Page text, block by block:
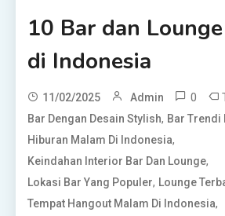
10 Bar dan
di Indonesia
11/02/2025 Admin 0
Bar Dengan Desain Stylish, Bar Trendi
Hiburan Malam Di Indonesia,
Keindahan Interior Bar Dan Lounge,
Lokasi Bar Yang Populer, Lounge
Tempat Hangout Malam Di Indonesia,